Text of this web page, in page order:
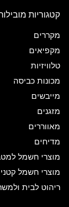
קטגוריות
מקררים
מקפיאים
טלוויזיות
מכונות כביסה
מייבשים
מזגנים
מאווררים
מדיחים
מוצרי חשמל
מוצרי חשמל
ריהוט לבית